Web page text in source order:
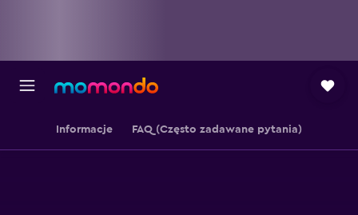
Informacje FAQ (Często zadawane pytania)